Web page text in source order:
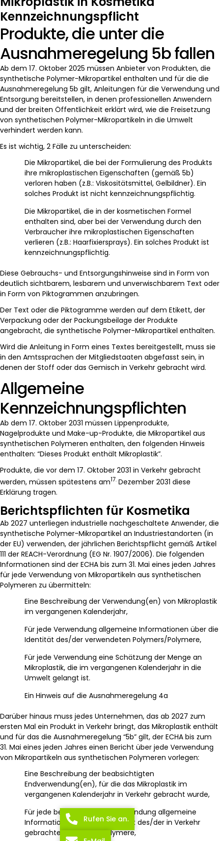
Kennzeichnungspflicht
Produkte, die unter die
Ausnahmeregelung 5b fallen
Ab dem 17. Oktober 2025 müssen Anbieter von Produkten, die
synthetische Polymer-Mikropartikel enthalten und für die die
Ausnahmeregelung 5b gilt, Anleitungen für die Verwendung und
Entsorgung bereitstellen, in denen professionellen Anwendern
und der breiten Öffentlichkeit erklärt wird, wie die Freisetzung
von synthetischen Polymer-Mikropartikeln in die Umwelt
verhindert werden kann.
Es ist wichtig, 2 Fälle zu unterscheiden:
Die Mikropartikel, die bei der Formulierung des Produkts
ihre mikroplastischen Eigenschaften (gemäß 5b)
verloren haben (z.B.: Viskositätsmittel, Gelbildner). Ein
solches Produkt ist nicht kennzeichnungspflichtig.
Die Mikropartikel, die in der kosmetischen Formel
enthalten sind, aber bei der Verwendung durch den
Verbraucher ihre mikroplastischen Eigenschaften
verlieren (z.B.: Haarfixiersprays). Ein solches Produkt ist
kennzeichnungspflichtig.
Diese Gebrauchs- und Entsorgungshinweise sind in Form von
deutlich sichtbarem, lesbarem und unverwischbarem Text oder
in Form von Piktogrammen anzubringen.
Der Text oder die Piktogramme werden auf dem Etikett, der
Verpackung oder der Packungsbeilage der Produkte
angebracht, die synthetische Polymer-Mikropartikel enthalten.
Wird die Anleitung in Form eines Textes bereitgestellt, muss sie
in den Amtssprachen der Mitgliedstaaten abgefasst sein, in
denen der Stoff oder das Gemisch in Verkehr gebracht wird.
Allgemeine
Kennzeichnungspflichten
Ab dem 17. Oktober 2031 müssen Lippenprodukte,
Nagelprodukte und Make-up-Produkte, die Mikropartikel aus
synthetischen Polymeren enthalten, den folgenden Hinweis
enthalten: “Dieses Produkt enthält Mikroplastik”.
Produkte, die vor dem 17. Oktober 2031 in Verkehr gebracht
werden, müssen spätestens am17. Dezember 2031 diese
Erklärung tragen.
Berichtspflichten für Kosmetika
Ab 2027 unterliegen industrielle nachgeschaltete Anwender, die
synthetische Polymer-Mikropartikel an Industriestandorten (in
der EU) verwenden, der jährlichen Berichtspflicht gemäß Artikel
111 der REACH-Verordnung (EG Nr. 1907/2006). Die folgenden
Informationen sind der ECHA bis zum 31. Mai eines jeden Jahres
für jede Verwendung von Mikropartikeln aus synthetischen
Polymeren zu übermitteln:
Eine Beschreibung der Verwendung(en) von Mikroplastik
im vergangenen Kalenderjahr,
Für jede Verwendung allgemeine Informationen über die
Identität des/der verwendeten Polymers/Polymere,
Für jede Verwendung eine Schätzung der Menge an
Mikroplastik, die im vergangenen Kalenderjahr in die
Umwelt gelangt ist.
Ein Hinweis auf die Ausnahmeregelung 4a
Darüber hinaus muss jedes Unternehmen, das ab 2027 zum
ersten Mal ein Produkt in Verkehr bringt, das Mikroplastik enthält
und für das die Ausnahmeregelung “5b” gilt, der ECHA bis zum
31. Mai eines jeden Jahres einen Bericht über jede Verwendung
von Mikropartikeln aus synthetischen Polymeren vorlegen:
Eine Beschreibung der beabsichtigten
Endverwendung(en), für die das Mikroplastik im
vergangenen Kalenderjahr in Verkehr gebracht wurde,
Für jede beabsichtigte Endanwendung allgemeine
Informationen über die Identität des/der in Verkehr
gebrachten Polymers/Polymere,
Rufen Sie an.